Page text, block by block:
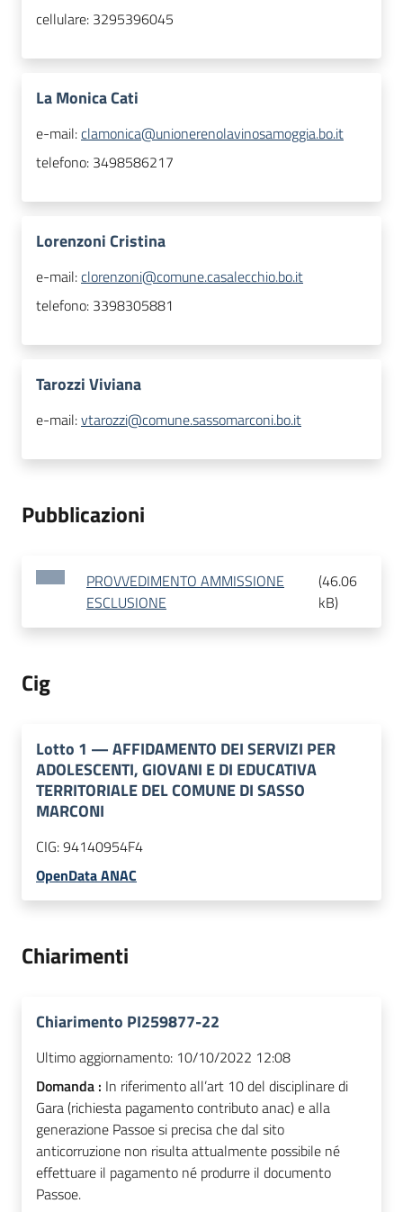
cellulare: 3295396045
La Monica Cati
e-mail:clamonica@unionerenolavinosamoggia.bo.it
telefono: 3498586217
Lorenzoni Cristina
e-mail:clorenzoni@comune.casalecchio.bo.it
telefono: 3398305881
Tarozzi Viviana
e-mail:vtarozzi@comune.sassomarconi.bo.it
Pubblicazioni
PROVVEDIMENTO AMMISSIONE
ESCLUSIONE
(46.06
kB)
Cig
Lotto 1 —AFFIDAMENTO DEI SERVIZI PER
ADOLESCENTI, GIOVANI E DI EDUCATIVA
TERRITORIALE DEL COMUNE DI SASSO
MARCONI
CIG:94140954F4
OpenData ANAC
Chiarimenti
Chiarimento PI259877-22
Ultimo aggiornamento: 10/10/2022 12:08
Domanda : In riferimento all’art 10 del disciplinare di
Gara (richiesta pagamento contributo anac) e alla
generazione Passoe si precisa che dal sito
anticorruzione non risulta attualmente possibile né
effettuare il pagamento né produrre il documento
Passoe.